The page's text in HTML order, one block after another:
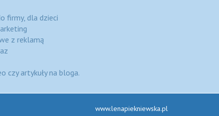
firmy, dla dzieci
z reklamą
czy artykuły na bloga.
www.lenapiekniewska.pl